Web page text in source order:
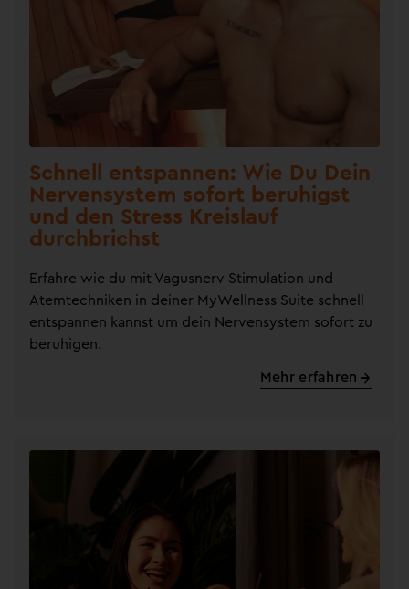
Schnell entspannen: Wie Du Dein
Nervensystem sofort beruhigst
und den Stress Kreislauf
durchbrichst
Erfahre wie du mit Vagusnerv Stimulation und
Atemtechniken in deiner MyWellness Suite schnell
entspannen kannst um dein Nervensystem sofort zu
beruhigen.
Mehr erfahren